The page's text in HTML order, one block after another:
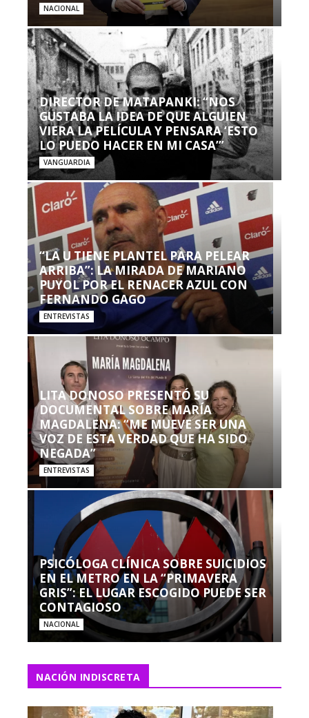
NACIONAL
DIRECTOR DE MATAPANKI: “NOS
GUSTABA LA IDEA DE QUE ALGUIEN
VIERA LA PELÍCULA Y PENSARA ‘ESTO
LO PUEDO HACER EN MI CASA’”
VANGUARDIA
“LA U TIENE PLANTEL PARA PELEAR
ARRIBA”: LA MIRADA DE MARIANO
PUYOL POR EL RENACER AZUL CON
FERNANDO GAGO
ENTREVISTAS
LITA DONOSO PRESENTÓ SU
DOCUMENTAL SOBRE MARÍA
MAGDALENA: “ME MUEVE SER UNA
VOZ DE ESTA VERDAD QUE HA SIDO
NEGADA”
ENTREVISTAS
PSICÓLOGA CLÍNICA SOBRE SUICIDIOS
EN EL METRO EN LA “PRIMAVERA
GRIS”: EL LUGAR ESCOGIDO PUEDE SER
CONTAGIOSO
NACIONAL
NACIÓN INDISCRETA